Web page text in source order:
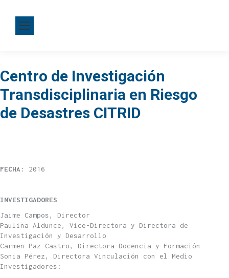
Centro de Investigación
Transdisciplinaria en Riesgo
de Desastres CITRID
FECHA : 2016
INVESTIGADORES
Jaime Campos, Director
Paulina Aldunce, Vice-Directora y Directora de
Investigación y Desarrollo
Carmen Paz Castro, Directora Docencia y Formación
Sonia Pérez, Directora Vinculación con el Medio
Investigadores: